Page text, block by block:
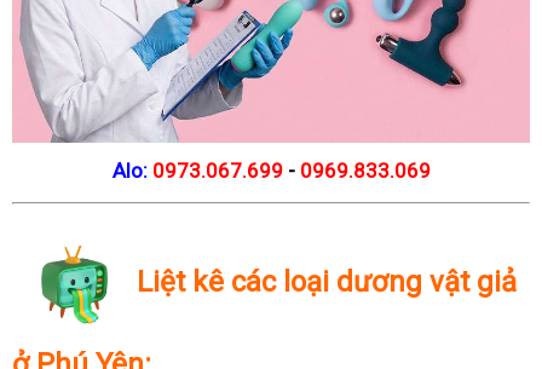
Alo: 0973.067.699 - 0969.833.069
Liệt kê các loại dương vật giả